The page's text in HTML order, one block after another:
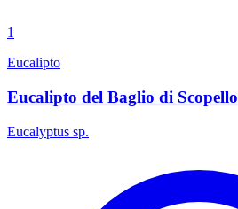
1
Eucalipto
Eucalipto del Baglio di Scopello
Eucalyptus sp.